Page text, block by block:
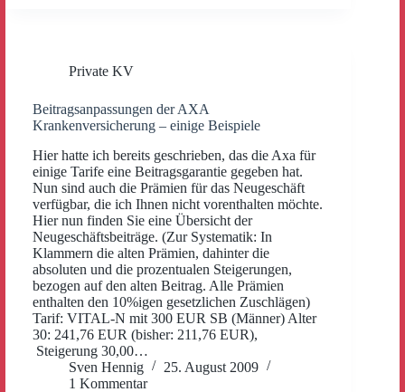
Private KV
Beitragsanpassungen der AXA
Krankenversicherung – einige Beispiele
Hier hatte ich bereits geschrieben, das die Axa für
einige Tarife eine Beitragsgarantie gegeben hat.
Nun sind auch die Prämien für das Neugeschäft
verfügbar, die ich Ihnen nicht vorenthalten möchte.
Hier nun finden Sie eine Übersicht der
Neugeschäftsbeiträge. (Zur Systematik: In
Klammern die alten Prämien, dahinter die
absoluten und die prozentualen Steigerungen,
bezogen auf den alten Beitrag. Alle Prämien
enthalten den 10%igen gesetzlichen Zuschlägen)
Tarif: VITAL-N mit 300 EUR SB (Männer) Alter
30: 241,76 EUR (bisher: 211,76 EUR),
Steigerung 30,00…
Sven Hennig
25. August 2009
1 Kommentar